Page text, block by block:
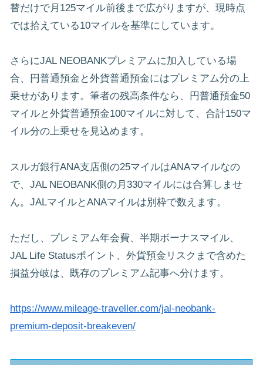
替だけで月125マイル前後まで広がりますが、現時点
では拾えている10マイルを基準にしています。
さらにJAL NEOBANKプレミアムに加入している場
合、円普通預金と外貨普通預金にはプレミアム分の上
乗せがあります。筆者の残高条件なら、円普通預金50
マイルと外貨普通預金100マイルに対して、合計150マ
イル分の上乗せを見込めます。
スルガ銀行ANA支店側の25マイルはANAマイルなの
で、JAL NEOBANK側の月330マイルには合算しませ
ん。JALマイルとANAマイルは別枠で数えます。
ただし、プレミアム年会費、半期ボーナスマイル、
JAL Life Statusポイント、外貨預金リスクまで含めた
損益分岐は、既存のプレミアム記事へ分けます。
https://www.mileage-traveller.com/jal-neobank-
premium-deposit-breakeven/